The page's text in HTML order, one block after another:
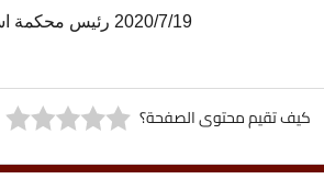
كيف تقيم محتوى الصفحة؟